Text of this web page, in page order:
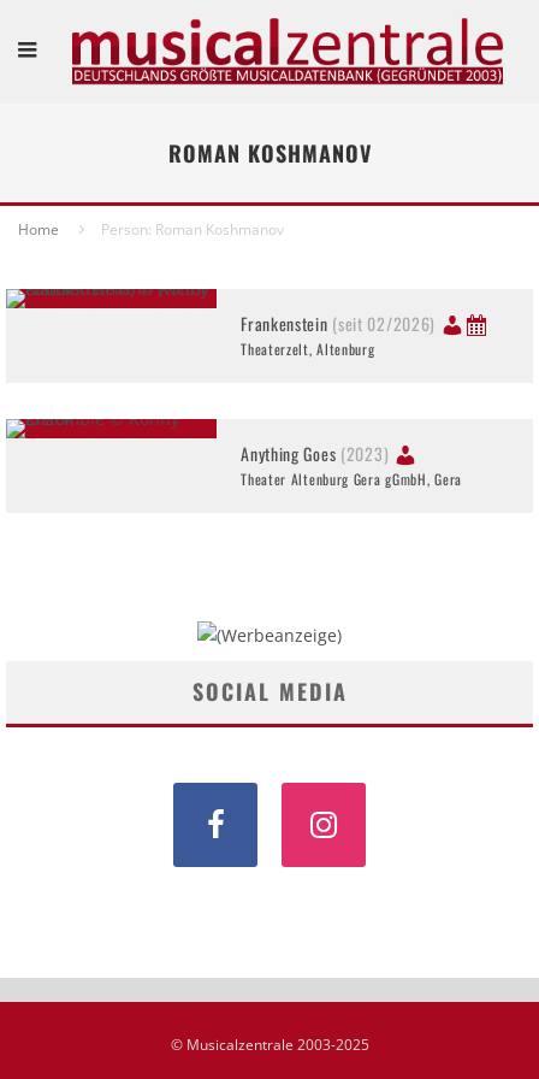
ROMAN KOSHMANOV
Home Person: Roman Koshmanov
Frankenstein (seit 02/2026)
Theaterzelt, Altenburg
Anything Goes (2023)
Theater Altenburg Gera gGmbH, Gera
SOCIAL MEDIA
© Musicalzentrale 2003-2025